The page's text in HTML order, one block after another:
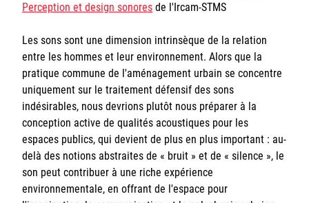
Perception et design sonores de l'Ircam-STMS
Les sons sont une dimension intrinsèque de la relation
entre les hommes et leur environnement. Alors que la
pratique commune de l'aménagement urbain se concentre
uniquement sur le traitement défensif des sons
indésirables, nous devrions plutôt nous préparer à la
conception active de qualités acoustiques pour les
espaces publics, qui devient de plus en plus important : au-
delà des notions abstraites de « bruit » et de « silence », le
son peut contribuer à une riche expérience
environnementale, en offrant de l'espace pour